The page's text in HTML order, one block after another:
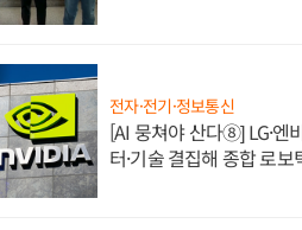
전자·전기·정보통신
[AI 뭉쳐야 산다⑧] LG·엔
터·기술 결집해 종합 로